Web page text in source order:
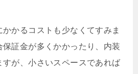
かるコストも少なくてすみま
証金が多くかかったり、内装
が、小さいスペースであれば